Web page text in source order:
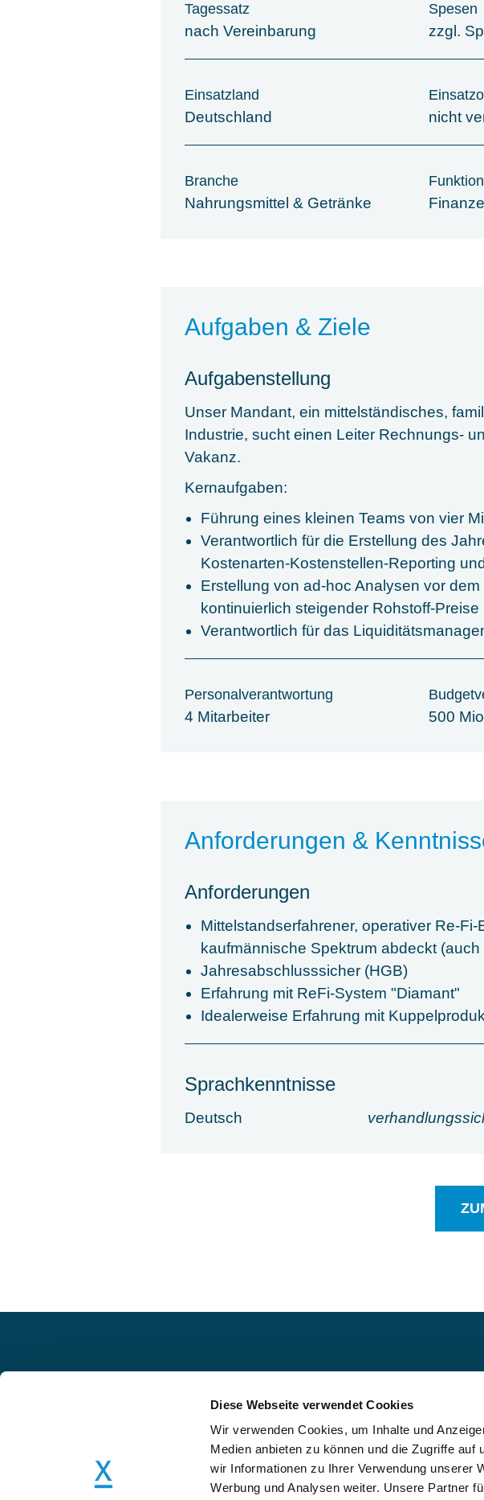
Diese Webseite verwendet Cookies
Wir verwenden Cookies, um Inhalte und
Medien anbieten zu können und die Zugriffe
wir Informationen zu Ihrer Verwendung unserer
Werbung und Analysen weiter. Unsere Partner
Tagessatz
nach Vereinbarung
Spesen
zzgl.
Einsatzland
Deutschland nicht
Branche
Nahrungsmittel & Getränke
Funktion
Aufgaben & Ziele
Aufgabenstellung
Unser Mandant, ein mittelständisches,
Industrie, sucht einen Leiter Rechnungs-
Vakanz.
Kernaufgaben:
Führung eines kleinen Teams von vier
Verantwortlich für die Erstellung des
Kostenarten-Kostenstellen-Reporting
Erstellung von ad-hoc Analysen vor
kontinuierlich steigender Rohstoff-Preise
Verantwortlich für das
Personalverantwortung
4 Mitarbeiter 500
Anforderungen &
Anforderungen
Mittelstandserfahrener, operativer Re-
kaufmännische Spektrum abdeckt
Jahresabschlusssicher (HGB)
Erfahrung mit ReFi-System "Diamant"
Idealerweise Erfahrung mit
Sprachkenntnisse
Deutsch
die stark wachsende Interim Management-
Branche. Wir verbinden Interim Manager:innen
und Unternehmen und bieten dabei höchste
Qualität, maximale Effizienz und größte
Zuverlässigkeit.